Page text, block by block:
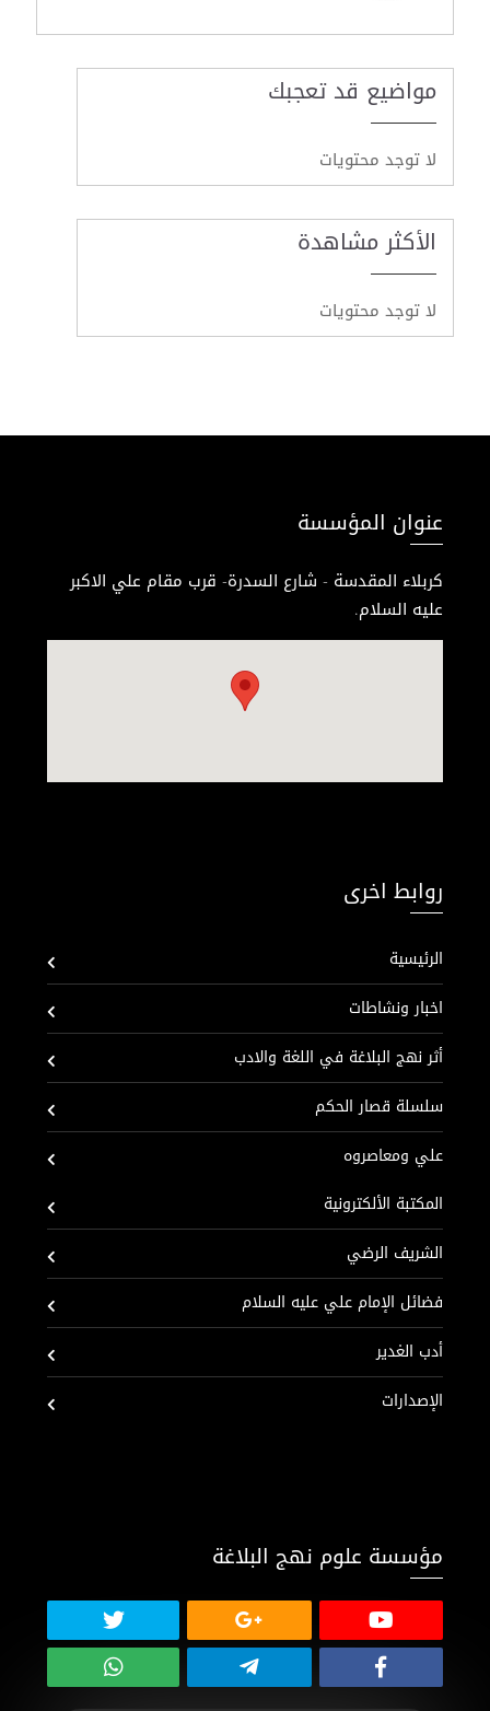
مواضيع قد تعجبك
لا توجد محتويات
الأكثر مشاهدة
لا توجد محتويات
عنوان المؤسسة
كربلاء المقدسة - شارع السدرة- قرب مقام علي الاكبر
عليه السلام.
روابط اخرى
الرئيسية
اخبار ونشاطات
أثر نهج البلاغة في اللغة والادب
سلسلة قصار الحكم
علي ومعاصروه
المكتبة الألكترونية
الشريف الرضي
فضائل الإمام علي عليه السلام
أدب الغدير
الإصدارات
مؤسسة علوم نهج البلاغة